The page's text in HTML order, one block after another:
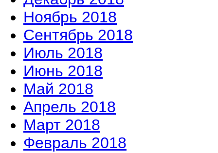
Ноябрь 2018
Сентябрь 2018
Июль 2018
Июнь 2018
Май 2018
Апрель 2018
Март 2018
Февраль 2018